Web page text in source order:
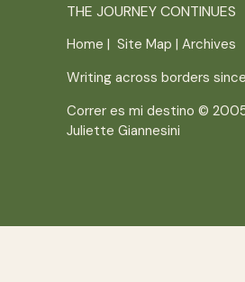
THE JOURNEY CONTINUES
Home | Site Map | Archives
Writing across borders
Correr es mi destino ©
Juliette Giannesini